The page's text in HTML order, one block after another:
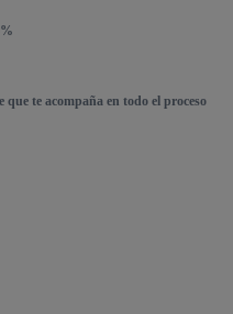
te acompaña en todo el proceso